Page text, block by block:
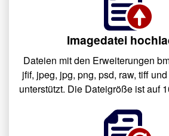
Imagedatei
Dateien mit den Erweiterungen
jfif, jpeg, jpg, png, psd, raw, tiff
unterstützt. Die Dateigröße ist auf